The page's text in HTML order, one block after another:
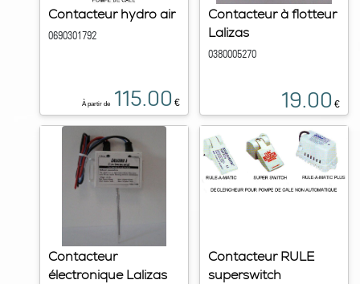
Contacteur hydro air
0690301792
À partir de 115.00 €
Contacteur à flotteur
Lalizas
0380005270
19.00 €
Contacteur
électronique Lalizas
Contacteur RULE
superswitch